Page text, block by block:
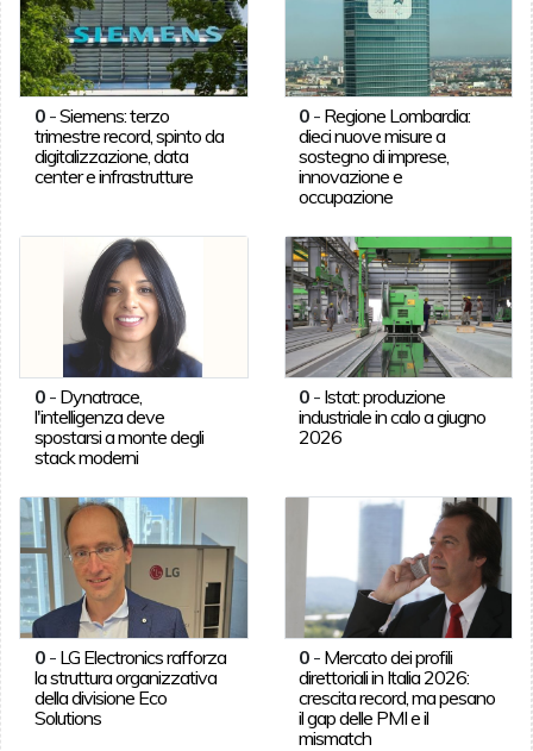
0-Siemens: terzo
trimestre record, spinto da
digitalizzazione, data
center e infrastrutture
0 - Regione Lombardia:
dieci nuove misure a
sostegno di imprese,
innovazione e
occupazione
0- Dynatrace,
l'intelligenza deve
spostarsi a monte degli
stack moderni
0 - Istat: produzione
industriale in calo a giugno
2026
0- LG Electronics rafforza
la struttura organizzativa
della divisione Eco
Solutions
0 - Mercato dei profili
direttoriali in Italia 2026:
crescita record, ma pesano
il gap delle PMI e il
mismatch